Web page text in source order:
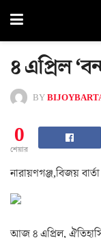
৪ এপ্রিল
BY
0
শেয়ার
নারায়ণগঞ্জ,বিজয়
আজ ৪ এপ্রিল,